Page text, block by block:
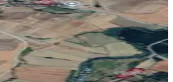
·1.329/m²·25.04.2026
₺
İNŞAATCemil Türker